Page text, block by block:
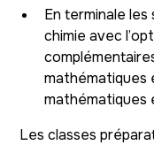
En terminale
chimie avec
mathématiques
mathématiques
Les classes